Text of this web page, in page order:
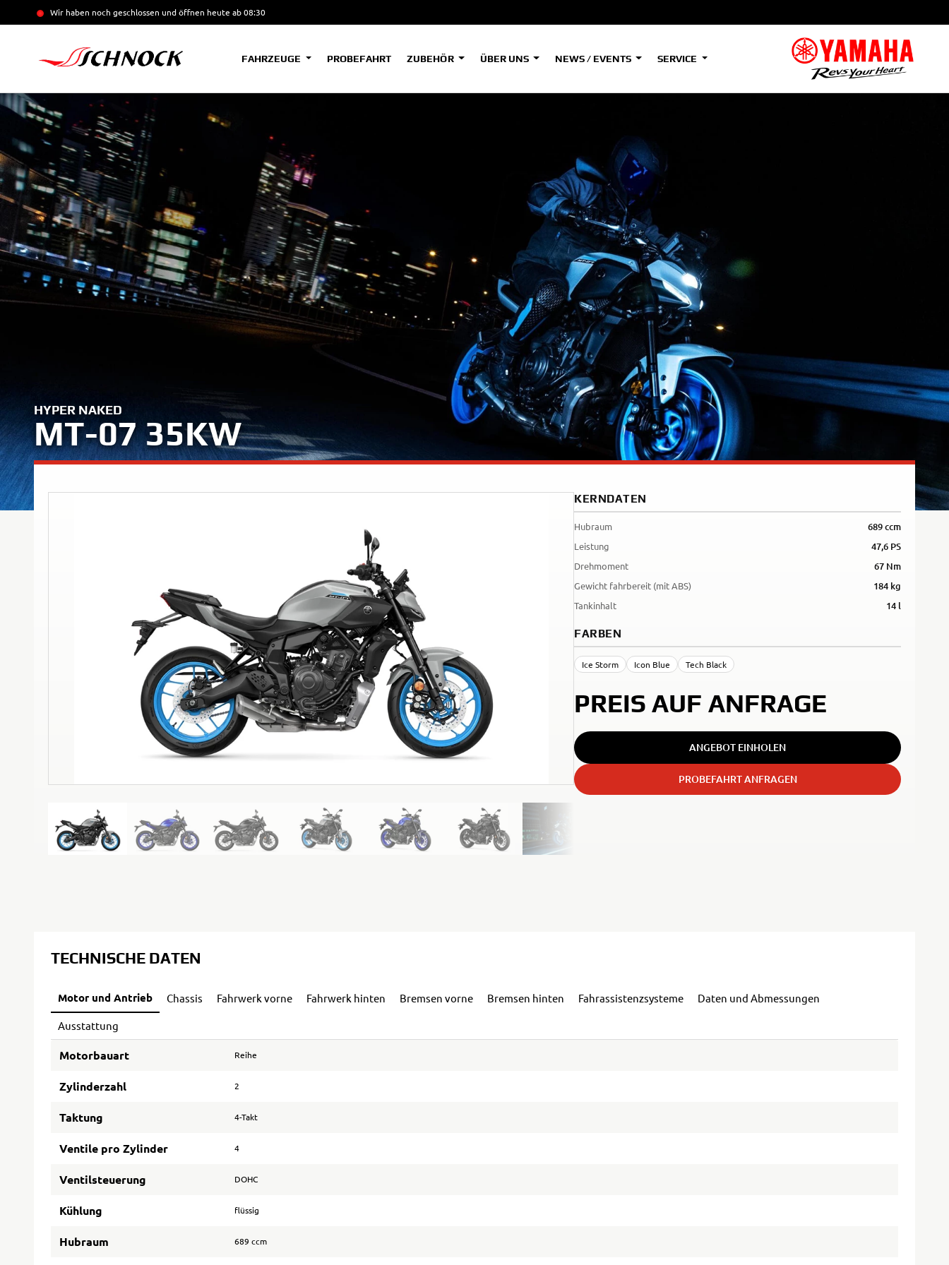
Wir haben noch geschlossen und öffnen heute ab 08:30
FAHRZEUGE
Tenere
700
(Low)
(Low)
35kW
A2
Tenere
700
35kW
A
Tenere
700
Rally
Tenere
700
Rally
35kW
Tenere
700
World
Raid
A1
WR125R
PROBEFAHRT ZUBEHÖR ÜBER UNS NEWS / EVENTS SERVICE
HYPER NAKED
MT-07 35KW
KERNDATEN
Hubraum 689 ccm
Leistung 47,6 PS
Drehmoment 67 Nm
Gewicht fahrbereit (mit ABS) 184 kg
Tankinhalt 14 l
FARBEN
Ice Storm Icon Blue Tech Black
PREIS AUF ANFRAGE
ANGEBOT EINHOLEN
PROBEFAHRT ANFRAGEN
TECHNISCHE DATEN
Motor und Antrieb Chassis Fahrwerk vorne Fahrwerk hinten Bremsen vorne Bremsen hinten Fahrassistenzsysteme Daten und Abmessungen
Ausstattung
Motorbauart Reihe
Zylinderzahl 2
Taktung 4-Takt
Ventile pro Zylinder 4
Ventilsteuerung DOHC
Kühlung flüssig
Hubraum 689 ccm